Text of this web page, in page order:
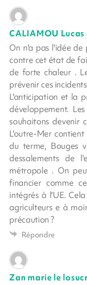
CALIAMOU Lucas
On n'a pas l'idée
contre cet état de
de forte chaleur .
prévenir ces
L'anticipation et la
développement.
souhaitons devenir
L'outre-Mer
du terme, Bouges
dessalements de
métropole . On
financier comme
intégrés à l'UE.
agriculteurs e à
précaution ?
Répondre
Zan marie le